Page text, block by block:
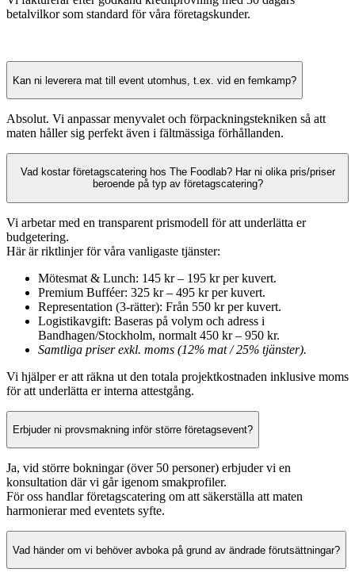
betalvilkor som standard för våra företagskunder.
Kan ni leverera mat till event utomhus, t.ex. vid en femkamp?
Absolut. Vi anpassar menyvalet och förpackningstekniken så att
maten håller sig perfekt även i fältmässiga förhållanden.
Vad kostar företagscatering hos The Foodlab? Har ni olika pris/priser
beroende på typ av företagscatering?
Vi arbetar med en transparent prismodell för att underlätta er
budgetering.
Här är riktlinjer för våra vanligaste tjänster:
Mötesmat & Lunch: 145 kr – 195 kr per kuvert.
Premium Bufféer: 325 kr – 495 kr per kuvert.
Representation (3-rätter): Från 550 kr per kuvert.
Logistikavgift: Baseras på volym och adress i
Bandhagen/Stockholm, normalt 450 kr – 950 kr.
Samtliga priser exkl. moms (12% mat / 25% tjänster).
Vi hjälper er att räkna ut den totala projektkostnaden inklusive moms
för att underlätta er interna attestgång.
Erbjuder ni provsmakning inför större företagsevent?
Ja, vid större bokningar (över 50 personer) erbjuder vi en
konsultation där vi går igenom smakprofiler.
För oss handlar företagscatering om att säkerställa att maten
harmonierar med eventets syfte.
Vad händer om vi behöver avboka på grund av ändrade förutsättningar?